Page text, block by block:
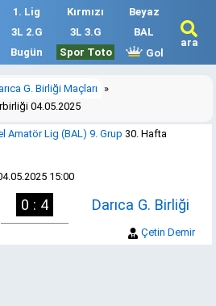
1. Lig Kırmızı
Beyaz
3L 2.G 3L 3.G
BAL
Bugün Spor Toto Gol
ara
G. Birliği Maçları
»
04.05.2025
Amatör Lig (BAL) 9. Grup 30. Hafta
15:00
0 : 4 Darıca G. Birliği
Çetin Demir